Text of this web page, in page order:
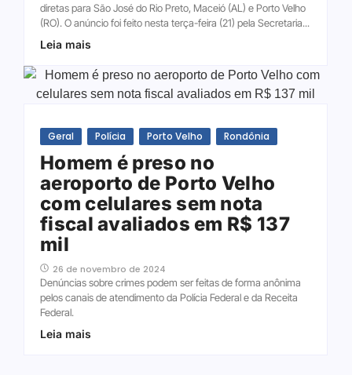
diretas para São José do Rio Preto, Maceió (AL) e Porto Velho
(RO). O anúncio foi feito nesta terça-feira (21) pela Secretaria...
Leia mais
Geral Polícia Porto Velho Rondônia
Homem é preso no
aeroporto de Porto Velho
com celulares sem nota
fiscal avaliados em R$ 137
mil
26 de novembro de 2024
Denúncias sobre crimes podem ser feitas de forma anônima
pelos canais de atendimento da Polícia Federal e da Receita
Federal.
Leia mais